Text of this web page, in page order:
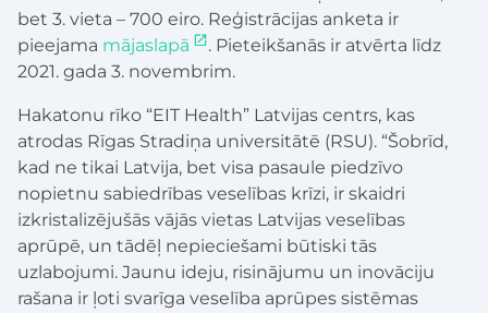
bet 3. vieta – 700 eiro. Reģistrācijas anketa ir
pieejama mājaslapā
. Pieteikšanās ir atvērta līdz
2021. gada 3. novembrim.
Hakatonu rīko “EIT Health” Latvijas centrs, kas
atrodas Rīgas Stradiņa universitātē (RSU). “Šobrīd,
kad ne tikai Latvija, bet visa pasaule piedzīvo
nopietnu sabiedrības veselības krīzi, ir skaidri
izkristalizējušās vājās vietas Latvijas veselības
aprūpē, un tādēļ nepieciešami būtiski tās
uzlabojumi. Jaunu ideju, risinājumu un inovāciju
rašana ir ļoti svarīga veselība aprūpes sistēmas